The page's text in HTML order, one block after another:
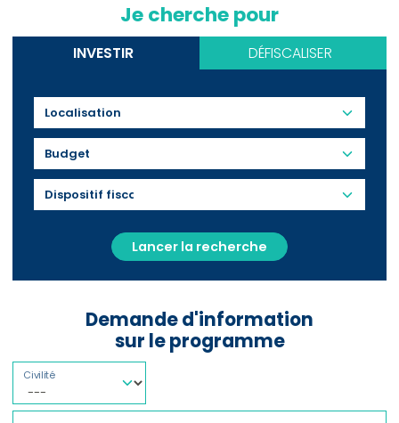
Je cherche pour
INVESTIR DÉFISCALISER
Budget
Lancer la recherche
Demande d'information
sur le programme
Civilité